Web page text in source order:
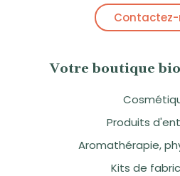
Contactez-
Votre boutique
Produits
Aromathérapie,
Kits de